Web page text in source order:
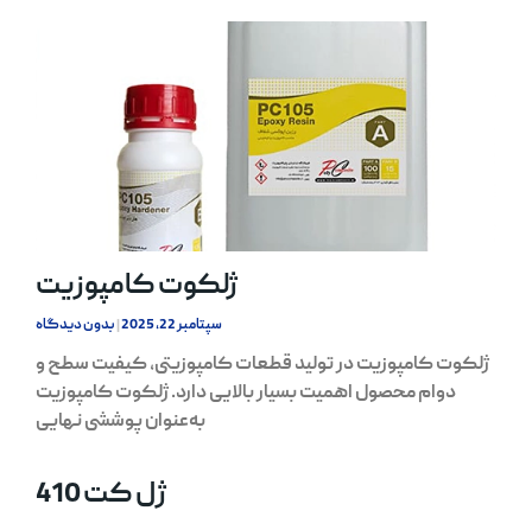
ژلکوت کامپوزیت
سپتامبر 22, 2025 بدون دیدگاه
ژلکوت کامپوزیت در تولید قطعات کامپوزیتی، کیفیت سطح و
دوام محصول اهمیت بسیار بالایی دارد. ژلکوت کامپوزیت
به‌عنوان پوششی نهایی
ژل کت 410